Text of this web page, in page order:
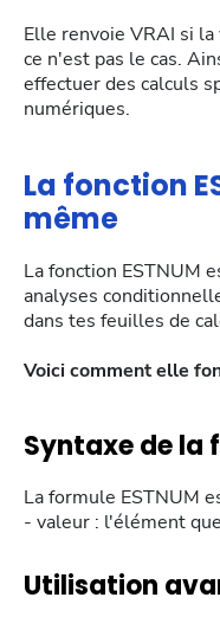
Elle renvoie VRAI si
ce n'est pas le cas.
effectuer des calculs
numériques.
La fonction
même
La fonction ESTNUM
analyses
dans tes feuilles de
Voici comment elle
Syntaxe de la
La formule ESTNUM
- valeur : l'élément
Utilisation